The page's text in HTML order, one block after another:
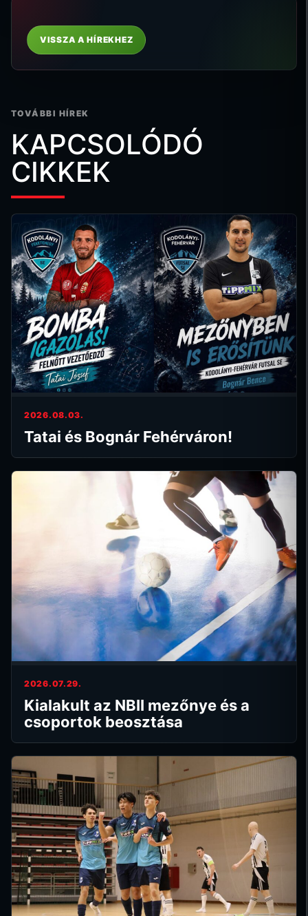
VISSZA A HÍREKHEZ
TOVÁBBI HÍREK
KAPCSOLÓDÓ
CIKKEK
2026.08.03.
Tatai és Bognár Fehérváron!
2026.07.29.
Kialakult az NBII mezőnye és a
csoportok beosztása